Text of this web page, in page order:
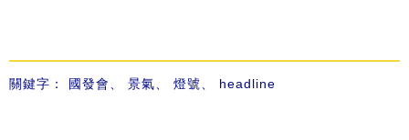
關鍵字： 國發會 景氣 燈號 headline